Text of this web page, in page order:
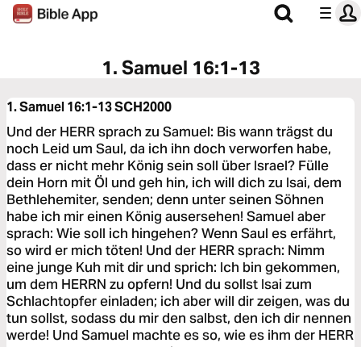
1. Samuel 16:1-13
1. Samuel 16:1-13SCH2000
Und der HERR sprach zu Samuel: Bis wann trägst du
noch Leid um Saul, da ich ihn doch verworfen habe,
dass er nicht mehr König sein soll über Israel? Fülle
dein Horn mit Öl und geh hin, ich will dich zu Isai, dem
Bethlehemiter, senden; denn unter seinen Söhnen
habe ich mir einen König ausersehen! Samuel aber
sprach: Wie soll ich hingehen? Wenn Saul es erfährt,
so wird er mich töten! Und der HERR sprach: Nimm
eine junge Kuh mit dir und sprich: Ich bin gekommen,
um dem HERRN zu opfern! Und du sollst Isai zum
Schlachtopfer einladen; ich aber will dir zeigen, was du
tun sollst, sodass du mir den salbst, den ich dir nennen
werde! Und Samuel machte es so, wie es ihm der HERR